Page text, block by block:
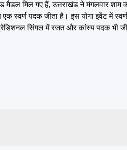
मिल गए हैं, उत्तराखंड ने मंगलवार शाम
एक स्वर्ण पदक जीता है। इस योगा इवेंट में
सिंगल में रजत और कांस्य पदक भी